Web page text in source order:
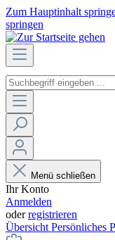
Zum Hauptinhalt
springen
Menü schließen
Ihr Konto
Anmelden
oderregistrieren
Übersicht Persönliches